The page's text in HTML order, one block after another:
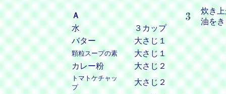
Ａ
水
３カップ
バター
大さじ１
顆粒スープの素
大さじ１
カレー粉
大さじ２
トマトケチャッ
プ
大さじ２
炊き
油を